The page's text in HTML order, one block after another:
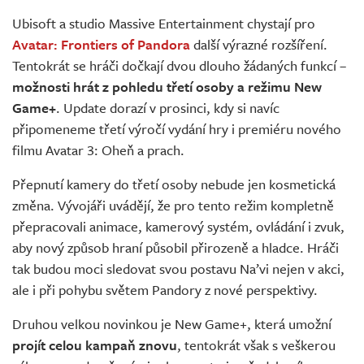
Ubisoft a studio Massive Entertainment chystají pro
Avatar: Frontiers of Pandoradalší výrazné rozšíření.
Tentokrát se hráči dočkají dvou dlouho žádaných funkcí –
možnosti hrát z pohledu třetí osoby a režimu New
Game+. Update dorazí v prosinci, kdy si navíc
připomeneme třetí výročí vydání hry i premiéru nového
filmu Avatar 3: Oheň a prach.
Přepnutí kamery do třetí osoby nebude jen kosmetická
změna. Vývojáři uvádějí, že pro tento režim kompletně
přepracovali animace, kamerový systém, ovládání i zvuk,
aby nový způsob hraní působil přirozeně a hladce. Hráči
tak budou moci sledovat svou postavu Na’vi nejen v akci,
ale i při pohybu světem Pandory z nové perspektivy.
Druhou velkou novinkou je New Game+, která umožní
projít celou kampaň znovu, tentokrát však s veškerou